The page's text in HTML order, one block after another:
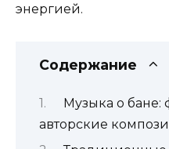
энергией.
Содержание
Музыка о бане:
авторские